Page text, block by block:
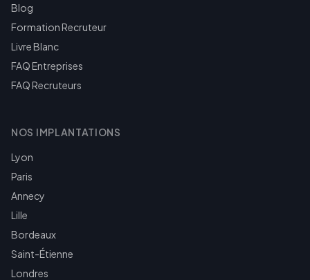
Blog
Formation Recruteur
Livre Blanc
FAQ Entreprises
FAQ Recruteurs
NOS IMPLANTATIONS
Lyon
Paris
Annecy
Lille
Bordeaux
Saint-Étienne
Londres